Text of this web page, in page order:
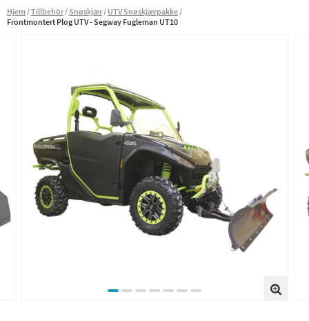
Hjem Tillbehör Snøskjær UTV Snøskjærpakke
Frontmontert Plog UTV - Segway Fugleman UT10